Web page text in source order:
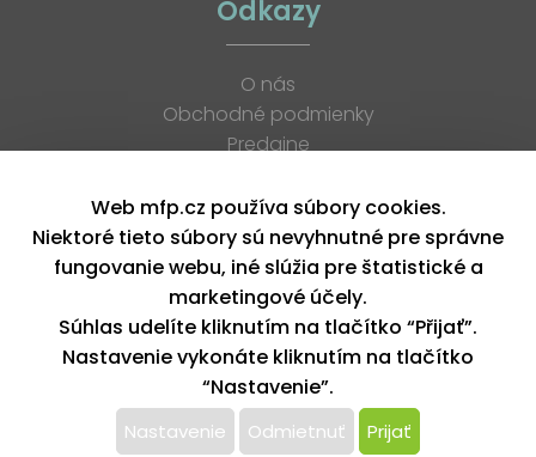
Odkazy
O nás
Obchodné podmienky
Predajne
K stiahnutiu
Blog
Kontakt
Kariéra
XML feed
Copyright © 2026, MFP paper s. r. o. | Všetky práva vyhradené
design by MFP
Tento web používa k poskytovaniu služieb,
Web mfp.cz používa súbory cookies.
Niektoré tieto súbory sú nevyhnutné pre správne
fungovanie webu, iné slúžia pre štatistické a
marketingové účely.
Súhlas udelíte kliknutím na tlačítko “Přijať”.
Nastavenie vykonáte kliknutím na tlačítko
“Nastavenie”.
Nastavenie Odmietnuť Prijať